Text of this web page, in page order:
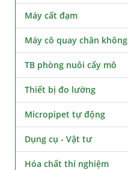
Máy cất đạm
Máy cô quay chân không
TB phòng nuôi cấy mô
Thiết bị đo lường
Micropipet tự động
Dụng cụ - Vật tư
Hóa chất thí nghiệm